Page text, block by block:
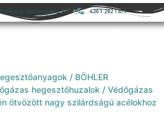
Hamvas utca 7-9. +36 1 282 1473
/ BÖHLER
hegesztőhuzalok / Védőgázas
ötvözött nagy szilárdságú acélokhoz